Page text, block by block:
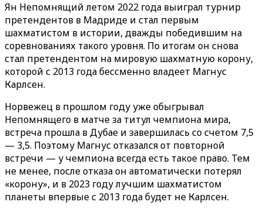
Ян Непомнящий летом 2022 года выиграл турнир
претендентов в Мадриде и стал первым
шахматистом в истории, дважды победившим на
соревнованиях такого уровня. По итогам он снова
стал претендентом на мировую шахматную корону,
которой с 2013 года бессменно владеет Магнус
Карлсен.
Норвежец в прошлом году уже обыгрывал
Непомнящего в матче за титул чемпиона мира,
встреча прошла в Дубае и завершилась со счетом 7,5
— 3,5. Поэтому Магнус отказался от повторной
встречи — у чемпиона всегда есть такое право. Тем
не менее, после отказа он автоматически потерял
«корону», и в 2023 году лучшим шахматистом
планеты впервые с 2013 года будет не Карлсен.